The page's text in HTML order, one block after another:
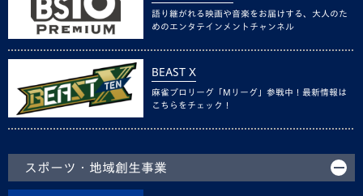
語り継がれる映画や音楽をお届けする、大人のた
めのエンタテインメントチャンネル
BEAST X
麻雀プロリーグ「Mリーグ」参戦中！最新情報は
こちらをチェック！
スポーツ・地域創生事業